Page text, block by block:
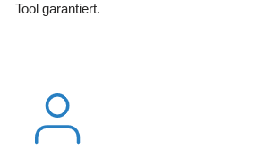
Tool garantiert.